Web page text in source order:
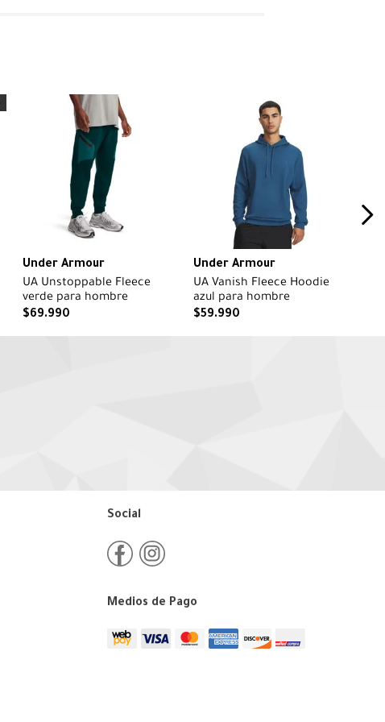
Under Armour
UA Unstoppable Fleece
verde para hombre
$69.990
Under Armour
UA Vanish Fleece Hoodie
azul para hombre
$59.990
Social
Medios de Pago